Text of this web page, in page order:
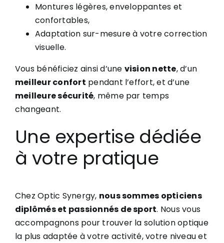
Montures légères, enveloppantes et
confortables,
Adaptation sur-mesure à votre correction
visuelle.
Vous bénéficiez ainsi d’une vision nette, d’un
meilleur confort pendant l’effort, et d’une
meilleure sécurité, même par temps
changeant.
Une expertise dédiée
à votre pratique
Chez Optic Synergy, nous sommes opticiens
diplômés et passionnés de sport. Nous vous
accompagnons pour trouver la solution optique
la plus adaptée à votre activité, votre niveau et